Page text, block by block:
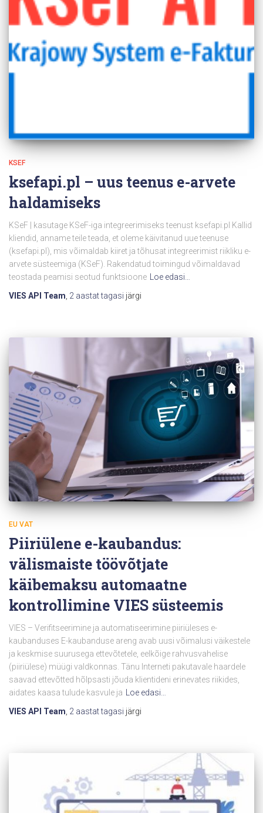
KSEF
ksefapi.pl – uus teenus e-arvete
haldamiseks
KSeF | kasutage KSeF-iga integreerimiseks teenust ksefapi.pl Kallid
kliendid, anname teile teada, et oleme käivitanud uue teenuse
(ksefapi.pl), mis võimaldab kiiret ja tõhusat integreerimist riikliku e-
arvete süsteemiga (KSeF). Rakendatud toimingud võimaldavad
teostada peamisi seotud funktsioone
Loe edasi…
VIES API Team 2 aastattagasi järgi
EU VAT
Piiriülene e-kaubandus:
välismaiste töövõtjate
käibemaksu automaatne
kontrollimine VIES süsteemis
VIES – Verifitseerimine ja automatiseerimine piiriüleses e-
kaubanduses E-kaubanduse areng avab uusi võimalusi väikestele
ja keskmise suurusega ettevõtetele, eelkõige rahvusvahelise
(piiriülese) müügi valdkonnas. Tänu Interneti pakutavale haardele
saavad ettevõtted hõlpsasti jõuda klientideni erinevates riikides,
aidates kaasa tulude kasvule ja Loe edasi…
VIES API Team 2 aastattagasi järgi